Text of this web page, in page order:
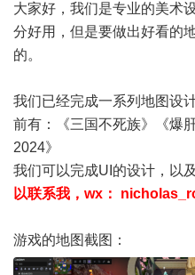
大家好，我们是专业的美术
分好用，但是要做出好看的
的。
我们已经完成一系列地图设
前有：《三国不死族》《爆
2024》
我们可以完成UI的设计，以
以联系我，wx：
游戏的地图截图：